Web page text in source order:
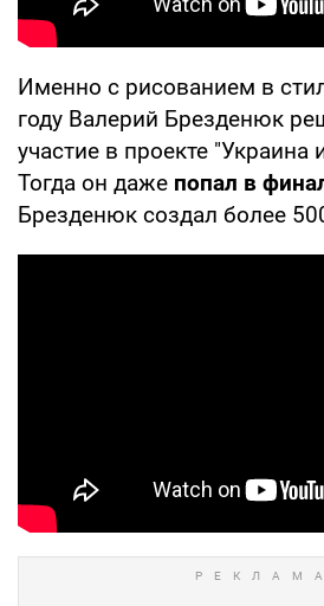
Именно с рисованием в
году Валерий Брезденюк
участие в проекте "Украина
Тогда он даже попал в
Брезденюк создал более